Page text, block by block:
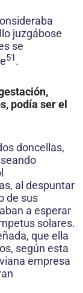
juzgábose
se
51.
podía ser el
doncellas,
al despuntar
de sus
a esperar
solares.
que ella
según esta
empresa